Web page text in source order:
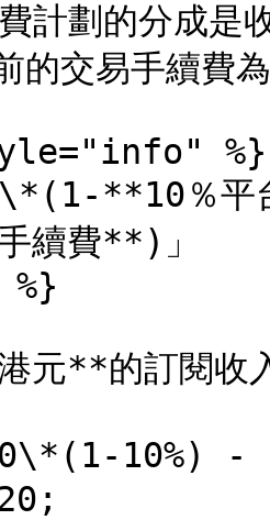
計劃的分成是
的交易手續費
%}
\*(1-**10％
續費**)」
元**的訂閱收
10%)